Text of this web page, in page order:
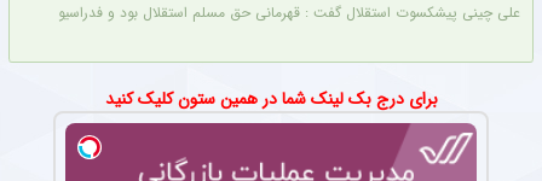
علی چینی پیشکسوت استقلال گفت : قهرمانی حق مسلم استقلال بود و فدراسیون باید آن
برای درج بک لینک شما در همین ستون کلیک کنید